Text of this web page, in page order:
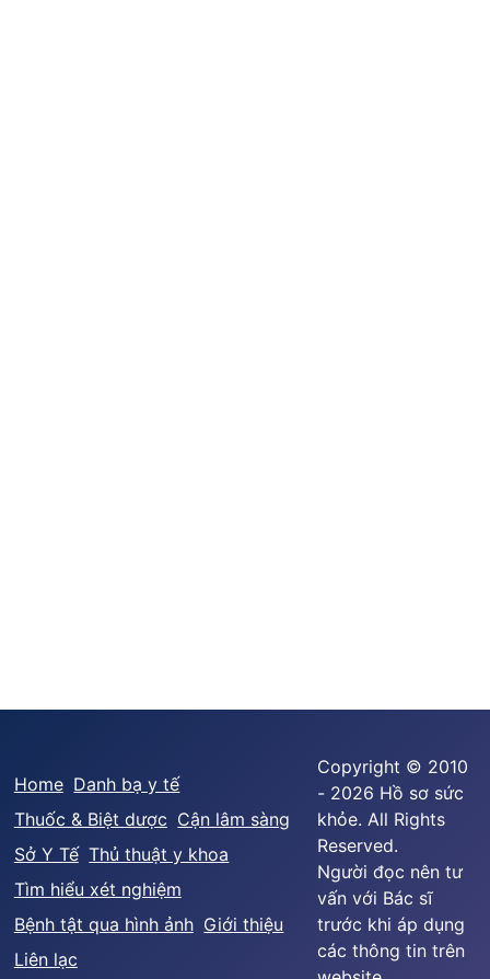
Home Danh bạ y tế
Thuốc & Biệt dược Cận lâm sàng
Sở Y Tế Thủ thuật y khoa
Tìm hiểu xét nghiệm
Bệnh tật qua hình ảnh Giới thiệu
Liên lạc
Copyright © 2010
- 2026 Hồ sơ sức
khỏe. All Rights
Reserved.
Người đọc nên tư
vấn với Bác sĩ
trước khi áp dụng
các thông tin trên